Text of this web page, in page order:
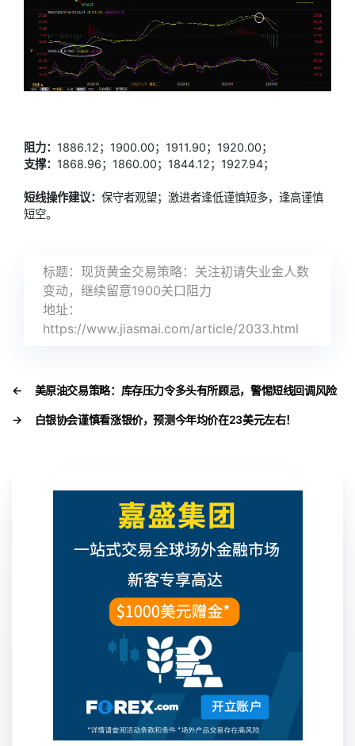
阻力： 1886.12；1900.00；1911.90；1920.00；
支撑： 1868.96；1860.00；1844.12；1927.94；
短线操作建议： 保守者观望；激进者逢低谨慎短多，逢高谨慎
短空。
标题：现货黄金交易策略：关注初请失业金人数
变动，继续留意1900关口阻力
地址：
https://www.jiasmai.com/article/2033.html
← 美原油交易策略：库存压力令多头有所顾忌，警惕短线回调风险
→ 白银协会谨慎看涨银价，预测今年均价在23美元左右！